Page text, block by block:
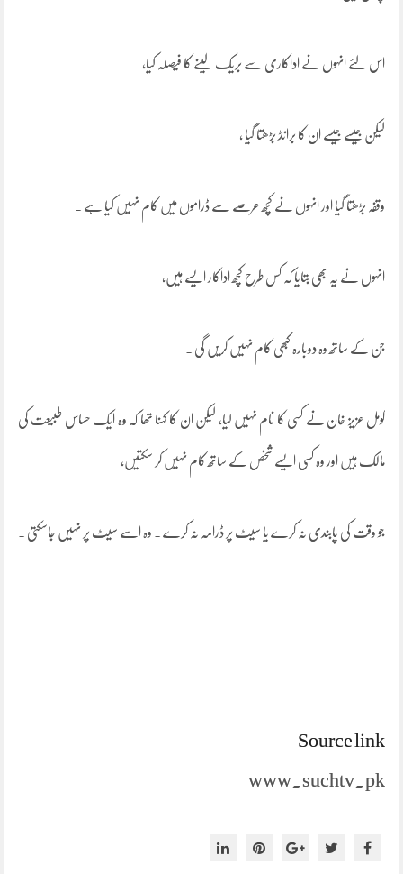
اس لئے انہوں نے اداکاری سے بریک لینے کا فیصلہ کیا،
لیکن جیسے جیسے ان کا برانڈ بڑھتا گیا ،
وقفہ بڑھتا گیا اور انہوں نے کچھ عرصے سے ڈراموں میں کام نہیں کیا ہے .
انہوں نے یہ بھی بتایا کہ کس طرح کچھ اداکار ایسے ہیں،
جن کے ساتھ وہ دوبارہ کبھی کام نہیں کریں گی .
کومل عزیز خان نے کسی کا نام نہیں لیا، لیکن ان کا کہنا تھا کہ وہ ایک حساس طبیعت کی
مالک ہیں اور وہ کسی ایسے شخص کے ساتھ کام نہیں کر سکتیں،
جو وقت کی پابندی نہ کرے یا سیٹ پر ڈرامہ نہ کرے . وہ اسے سیٹ پر نہیں جاسکتی .
Source link
www.suchtv.pk